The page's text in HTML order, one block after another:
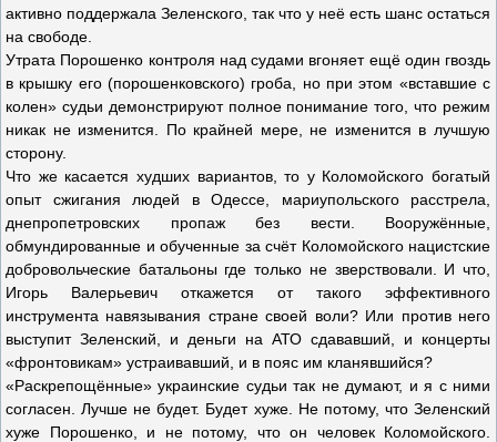
активно поддержала Зеленского, так что у неё есть шанс остаться
на свободе.
Утрата Порошенко контроля над судами вгоняет ещё один гвоздь
в крышку его (порошенковского) гроба, но при этом «вставшие с
колен» судьи демонстрируют полное понимание того, что режим
никак не изменится. По крайней мере, не изменится в лучшую
сторону.
Что же касается худших вариантов, то у Коломойского богатый
опыт сжигания людей в Одессе, мариупольского расстрела,
днепропетровских пропаж без вести. Вооружённые,
обмундированные и обученные за счёт Коломойского нацистские
добровольческие батальоны где только не зверствовали. И что,
Игорь Валерьевич откажется от такого эффективного
инструмента навязывания стране своей воли? Или против него
выступит Зеленский, и деньги на АТО сдававший, и концерты
«фронтовикам» устраивавший, и в пояс им кланявшийся?
«Раскрепощённые» украинские судьи так не думают, и я с ними
согласен. Лучше не будет. Будет хуже. Не потому, что Зеленский
хуже Порошенко, и не потому, что он человек Коломойского.